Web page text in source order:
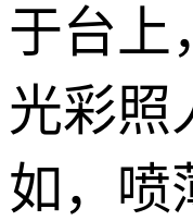
于台上
光彩照
如，喷